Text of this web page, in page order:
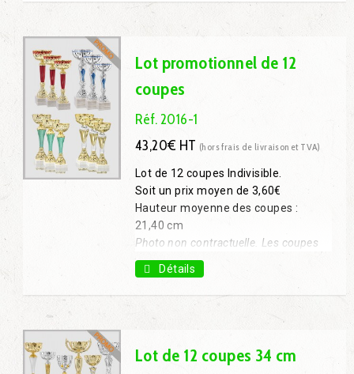
Lot promotionnel de 12
coupes
Réf. 2016-1
43,20€ HT (hors frais de livraison et TVA)
Lot de 12 coupes Indivisible.
Soit un prix moyen de 3,60€
Hauteur moyenne des coupes :
21,40 cm
Photo non contractuelle. Les coupes
livrées seront différentes des modèles
présentés mais sans variation des
hauteurs et des diamètres.
Détails
Lot de 12 coupes 34 cm